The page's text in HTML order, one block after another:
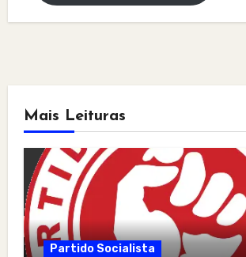
Mais Leituras
Partido Socialista